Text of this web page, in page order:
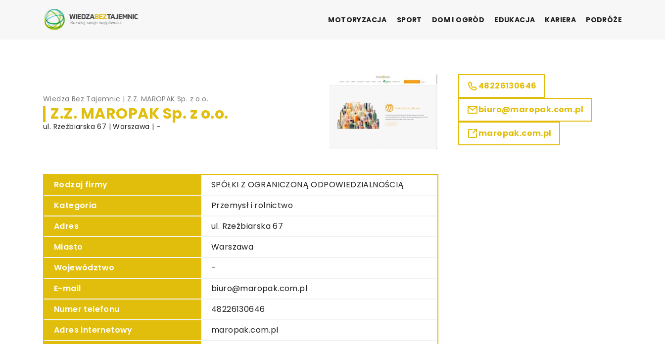
MOTORYZACJA SPORT DOM I OGRÓD EDUKACJA KARIERA PODRÓŻE
Wiedza Bez Tajemnic | Z.Z. MAROPAK Sp. z o.o.
Z.Z. MAROPAK Sp. z o.o.
ul. Rzeźbiarska 67 | Warszawa | -
Rodzaj firmy
SPÓŁKI Z OGRANICZONĄ ODPOWIEDZIALNOŚCIĄ
Kategoria
Przemysł i rolnictwo
Adres
ul. Rzeźbiarska 67
Miasto
Warszawa
Województwo
-
E-mail
biuro@maropak.com.pl
Numer telefonu
48226130646
Adres internetowy
maropak.com.pl
48226130646
biuro@maropak.com.pl
maropak.com.pl